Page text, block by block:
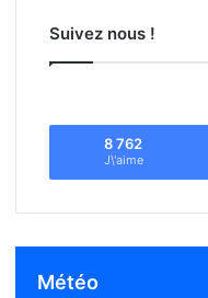
Suivez nous !
8 762
J\'aime
Météo